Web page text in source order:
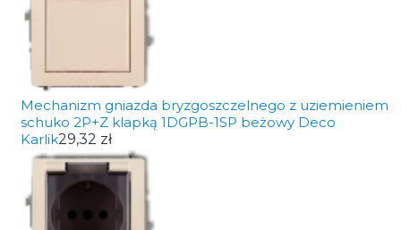
Mechanizm gniazda bryzgoszczelnego z uziemieniem
schuko 2P+Z klapką 1DGPB-1SP beżowy Deco
Karlik29,32 zł